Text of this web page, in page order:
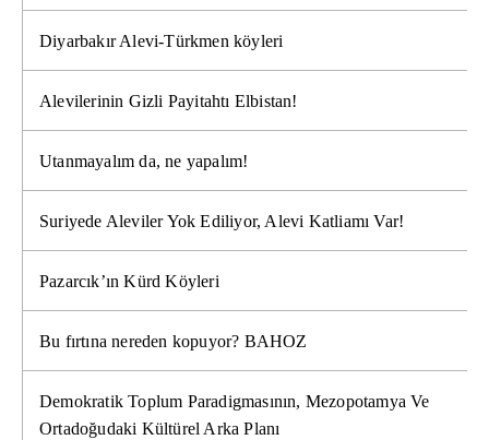
Diyarbakır Alevi-Türkmen köyleri
Alevilerinin Gizli Payitahtı Elbistan!
Utanmayalım da, ne yapalım!
Suriyede Aleviler Yok Ediliyor, Alevi Katliamı Var!
Pazarcık’ın Kürd Köyleri
Bu fırtına nereden kopuyor? BAHOZ
Demokratik Toplum Paradigmasının, Mezopotamya Ve
Ortadoğudaki Kültürel Arka Planı